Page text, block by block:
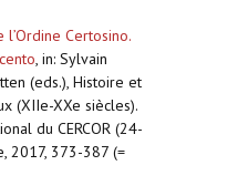
Certosino.
, in: Sylvain
(eds.), Histoire et
(XIIe-XXe siècles).
du CERCOR (24-
2017, 373-387 (=